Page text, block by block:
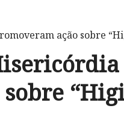
ação sobre